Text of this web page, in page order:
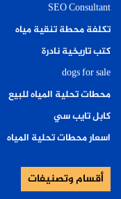
SEO Consultant
تكلفة محطة تنقية مياه
كتب تاريخية نادرة
dogs for sale
محطات تحلية المياه للبيع
كابل تايب سي
اسعار محطات تحلية المياه
أقسام وتصنيفات